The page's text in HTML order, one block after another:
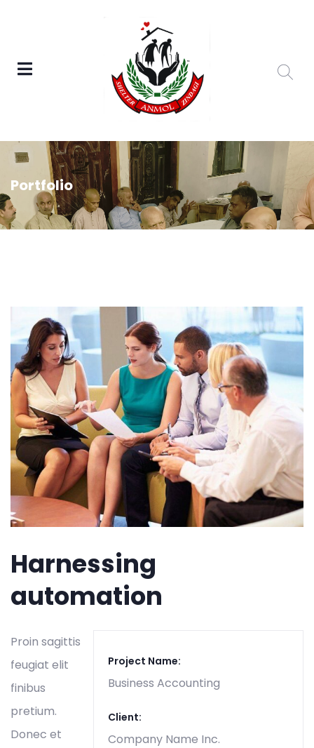
Portfolio
Harnessing
automation
Project Name:
Business Accounting
Client:
Company Name Inc.
Proin sagittis
feugiat elit
finibus
pretium.
Donec et